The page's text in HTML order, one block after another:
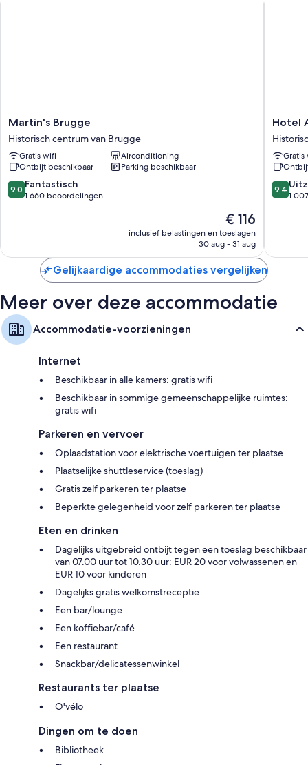
De 115 kamers zijn voorzien van voordelen zoals airconditioning,
bovenop faciliteiten zoals gratis wifi en kluisjes.
Er zijn extra gemakken voorzien in de kamers zoals:
Badkamers met bad/douchecombinaties en gratis toiletartikelen
Televisies met kabelzenders
Martin's
Brugge
Historisch
centrum
van
Brugge
Martin's Brugge
Historisch centrum van Brugge
Gratis wifi
Airconditioning
Ontbijt beschikbaar
Parking beschikbaar
9.0
van
9,0 Fantastisch
1.660 beoordelingen
De
prijs
€ 116
inclusief belastingen en toeslagen
30 aug - 31 aug
Hotel
Aragon
centrum
van
Brugge
Hotel
Gratis
9.4
van
9,4
Gelijkaardige accommodaties vergelijken
Meer over deze accommodatie
Accommodatie-voorzieningen
Internet
Beschikbaar in alle kamers: gratis wifi
Beschikbaar in sommige gemeenschappelijke ruimtes:
gratis wifi
Parkeren en vervoer
Oplaadstation voor elektrische voertuigen ter plaatse
Plaatselijke shuttleservice (toeslag)
Gratis zelf parkeren ter plaatse
Beperkte gelegenheid voor zelf parkeren ter plaatse
Eten en drinken
Dagelijks uitgebreid ontbijt tegen een toeslag beschikbaar
van 07.00 uur tot 10.30 uur: EUR 20 voor volwassenen en
EUR 10 voor kinderen
Dagelijks gratis welkomstreceptie
Een bar/lounge
Een koffiebar/café
Een restaurant
Snackbar/delicatessenwinkel
Restaurants ter plaatse
O'vélo
Dingen om te doen
Bibliotheek